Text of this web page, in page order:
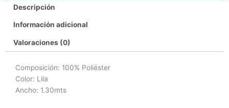
Descripción
Información adicional
Valoraciones (0)
Composición: 100% Poliéster
Color: Lila
Ancho: 1.30mts